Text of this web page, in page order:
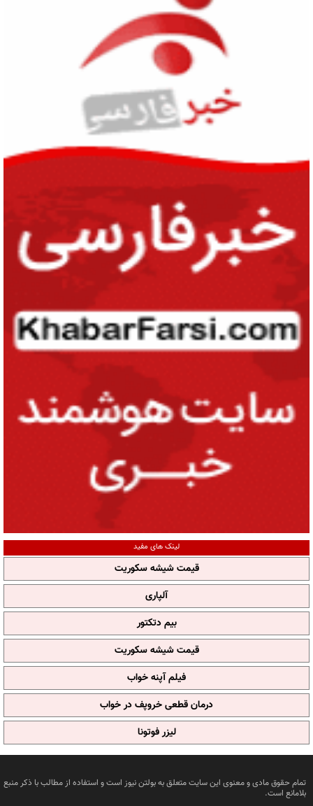
لینک های مفید
قیمت شیشه سکوریت
آلپاری
بیم دتکتور
قیمت شیشه سکوریت
فیلم آپنه خواب
درمان قطعی خروپف در خواب
لیزر فوتونا
تمام حقوق مادی و معنوی این سایت متعلق به بولتن نیوز است و استفاده از مطالب با ذکر منبع
بلامانع است.